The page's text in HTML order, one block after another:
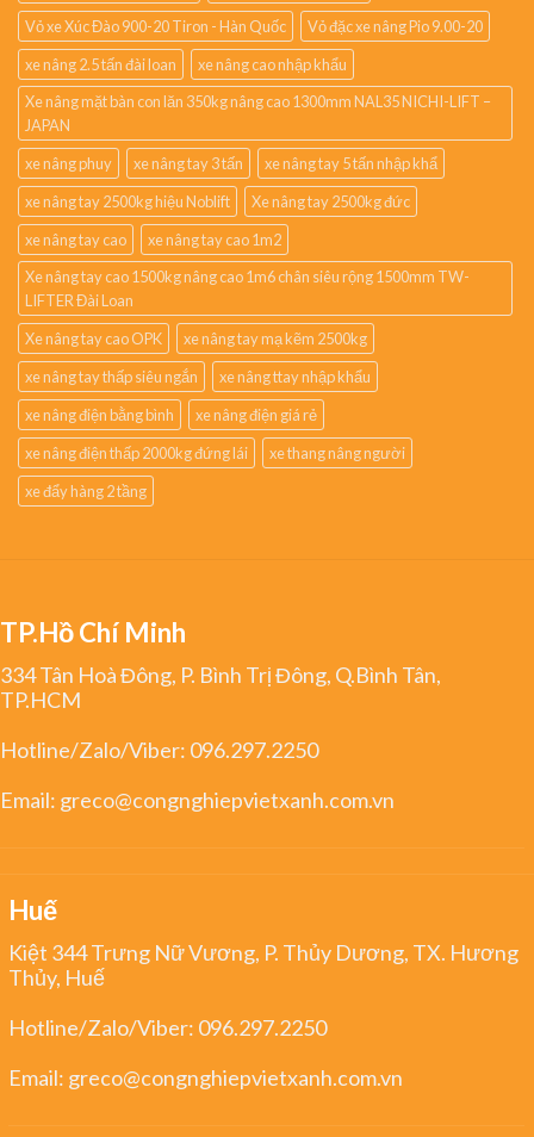
Vỏ xe Xúc Đào 900-20 Tiron - Hàn Quốc
Vỏ đặc xe nâng Pio 9.00-20
xe nâng 2.5 tấn đài loan
xe nâng cao nhập khẩu
Xe nâng mặt bàn con lăn 350kg nâng cao 1300mm NAL35 NICHI-LIFT –
JAPAN
xe nâng phuy
xe nâng tay 3 tấn
xe nâng tay 5 tấn nhập khẩ
xe nâng tay 2500kg hiệu Noblift
Xe nâng tay 2500kg đức
xe nâng tay cao
xe nâng tay cao 1m2
Xe nâng tay cao 1500kg nâng cao 1m6 chân siêu rộng 1500mm TW-
LIFTER Đài Loan
Xe nâng tay cao OPK
xe nâng tay mạ kẽm 2500kg
xe nâng tay thấp siêu ngắn
xe nâng ttay nhập khẩu
xe nâng điện bằng bình
xe nâng điện giá rẻ
xe nâng điện thấp 2000kg đứng lái
xe thang nâng người
xe đẩy hàng 2 tầng
TP.Hồ Chí Minh
334 Tân Hoà Đông, P. Bình Trị Đông, Q.Bình Tân,
TP.HCM
Hotline/Zalo/Viber: 096.297.2250
Email: greco@congnghiepvietxanh.com.vn
Huế
Kiệt 344 Trưng Nữ Vương, P. Thủy Dương, TX. Hương
Thủy, Huế
Hotline/Zalo/Viber: 096.297.2250
Email: greco@congnghiepvietxanh.com.vn